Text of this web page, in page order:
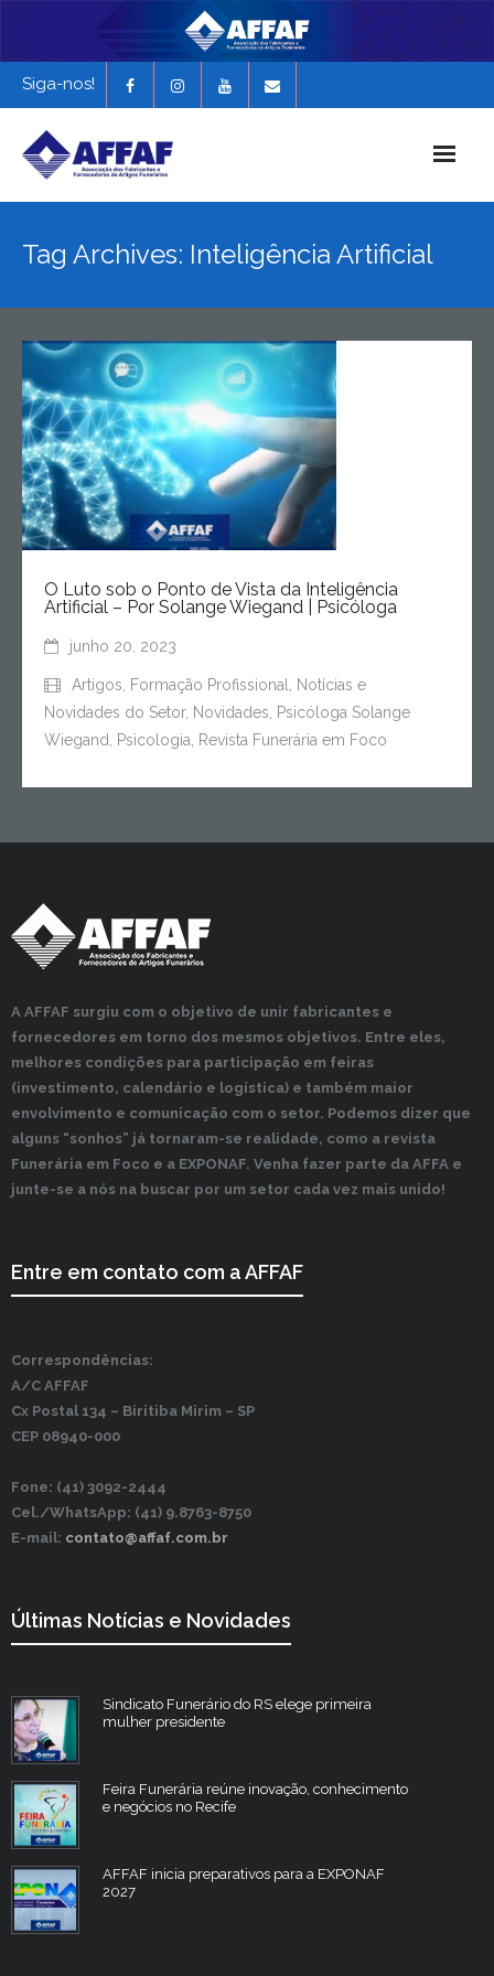
Siga-nos!
História da AFFAF
Revista Funerária em Foco
EXPONAF 2027
Tag Archives: Inteligência Artificial
O Luto sob o Ponto de Vista da Inteligência
Artificial – Por Solange Wiegand | Psicóloga
junho 20, 2023
Artigos Formação Profissional
Notícias e
Novidades do Setor, Novidades
Psicóloga Solange
Wiegand
Psicologia Revista Funerária em Foco
A AFFAF surgiu com o objetivo de unir fabricantes e
fornecedores em torno dos mesmos objetivos. Entre eles,
melhores condições para participação em feiras
(investimento, calendário e logística) e também maior
envolvimento e comunicação com o setor. Podemos dizer que
alguns “sonhos” já tornaram-se realidade, como a revista
Funerária em Foco e a EXPONAF. Venha fazer parte da AFFA e
junte-se a nós na buscar por um setor cada vez mais unido!
Entre em contato com a AFFAF
Correspondências:
A/C AFFAF
Cx Postal 134 – Biritiba Mirim – SP
CEP 08940-000
Fone: (41) 3092-2444
Cel./WhatsApp: (41) 9.8763-8750
E-mail: contato@affaf.com.br
Últimas Notícias e Novidades
Sindicato Funerário do RS elege primeira
mulher presidente
Feira Funerária reúne inovação, conhecimento
e negócios no Recife
AFFAF inicia preparativos para a EXPONAF
2027